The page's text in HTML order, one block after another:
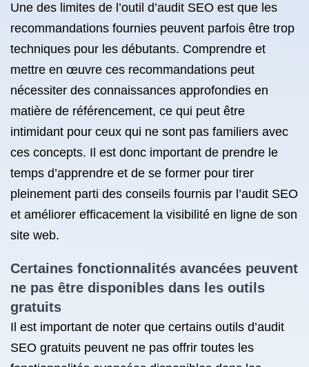
Une des limites de l’outil d’audit SEO est que les
recommandations fournies peuvent parfois être trop
techniques pour les débutants. Comprendre et
mettre en œuvre ces recommandations peut
nécessiter des connaissances approfondies en
matière de référencement, ce qui peut être
intimidant pour ceux qui ne sont pas familiers avec
ces concepts. Il est donc important de prendre le
temps d’apprendre et de se former pour tirer
pleinement parti des conseils fournis par l’audit SEO
et améliorer efficacement la visibilité en ligne de son
site web.
Certaines fonctionnalités avancées peuvent
ne pas être disponibles dans les outils
gratuits
Il est important de noter que certains outils d’audit
SEO gratuits peuvent ne pas offrir toutes les